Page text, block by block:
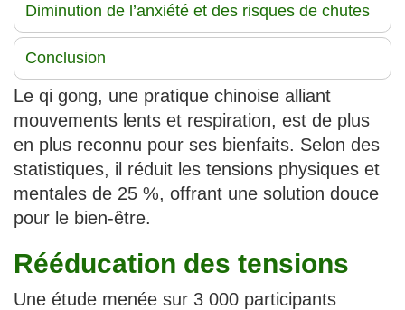
Diminution de l’anxiété et des risques de chutes
Conclusion
Le qi gong, une pratique chinoise alliant
mouvements lents et respiration, est de plus
en plus reconnu pour ses bienfaits. Selon des
statistiques, il réduit les tensions physiques et
mentales de 25 %, offrant une solution douce
pour le bien-être.
Rééducation des tensions
Une étude menée sur 3 000 participants